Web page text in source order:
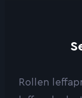
Rollen